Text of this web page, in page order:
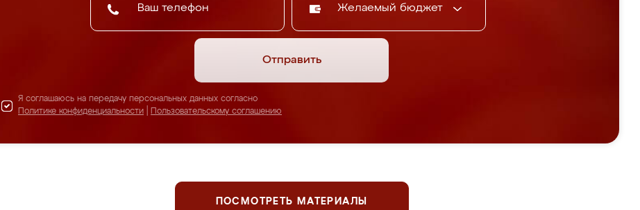
Желаемый бюджет
Отправить
Я соглашаюсь на передачу персональных данных согласно
Политике конфиденциальности
Пользовательскому соглашению
ПОСМОТРЕТЬ МАТЕРИАЛЫ